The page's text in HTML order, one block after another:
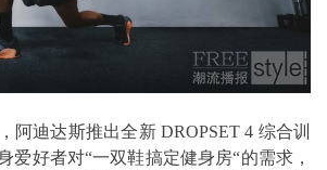
迪达斯推出全新 DROPSET 4 综合训
爱好者对“一双鞋搞定健身房“的需求，